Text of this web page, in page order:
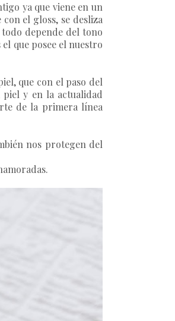
ya que viene en un
el gloss, se desliza
depende del tono
que posee el nuestro
que con el paso del
y en la actualidad
de la primera línea
nos protegen del